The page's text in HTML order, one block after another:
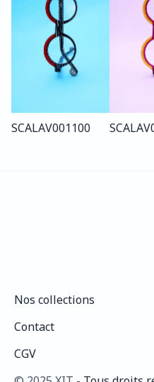
SCALAV001100 SCALA
Nos collections
Contact
CGV